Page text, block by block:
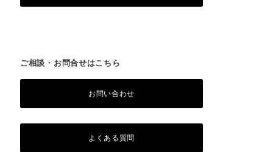
ご相談・お問合せはこちら
お問い合わせ
よくある質問